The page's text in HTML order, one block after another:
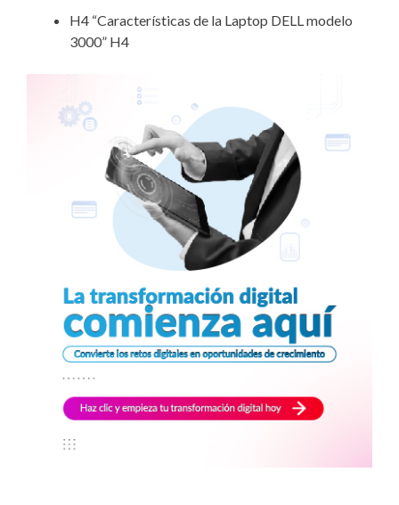
H4 “Características de la Laptop DELL modelo
3000” H4